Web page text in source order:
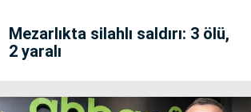
Mezarlıkta silahlı saldırı: 3 ölü,
2 yaralı